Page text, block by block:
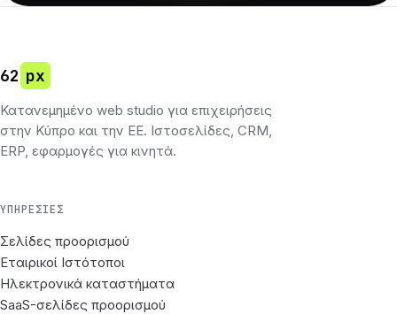
62 px
Κατανεμημένο web studio για επιχειρήσεις
στην Κύπρο και την ΕΕ. Ιστοσελίδες, CRM,
ERP, εφαρμογές για κινητά.
ΥΠΗΡΕΣΊΕΣ
Σελίδες προορισμού
Εταιρικοί Ιστότοποι
Ηλεκτρονικά καταστήματα
SaaS-σελίδες προορισμού